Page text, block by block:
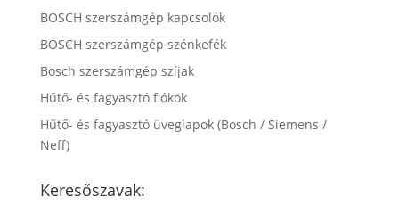
BOSCH szerszámgép kapcsolók
BOSCH szerszámgép szénkefék
Bosch szerszámgép szíjak
Hűtő- és fagyasztó fiókok
Hűtő- és fagyasztó üveglapok (Bosch / Siemens /
Neff)
Keresőszavak: